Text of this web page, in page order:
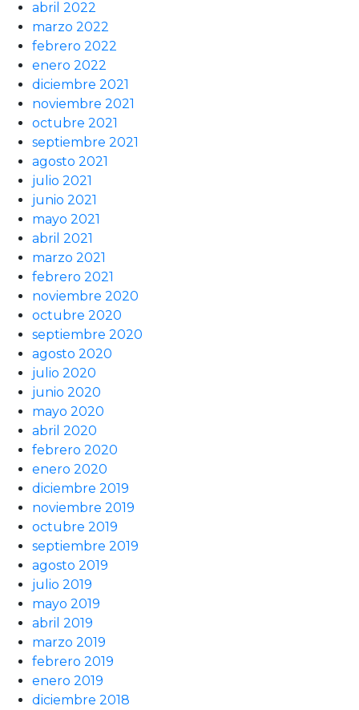
abril 2022
marzo 2022
febrero 2022
enero 2022
diciembre 2021
noviembre 2021
octubre 2021
septiembre 2021
agosto 2021
julio 2021
junio 2021
mayo 2021
abril 2021
marzo 2021
febrero 2021
noviembre 2020
octubre 2020
septiembre 2020
agosto 2020
julio 2020
junio 2020
mayo 2020
abril 2020
febrero 2020
enero 2020
diciembre 2019
noviembre 2019
octubre 2019
septiembre 2019
agosto 2019
julio 2019
mayo 2019
abril 2019
marzo 2019
febrero 2019
enero 2019
diciembre 2018